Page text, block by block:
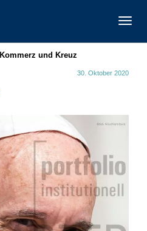
Kommerz und Kreuz
30. Oktober 2020